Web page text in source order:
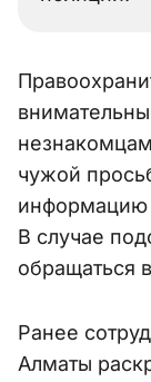
чужой
информацию
В случае
обращаться
Ранее
Алматы